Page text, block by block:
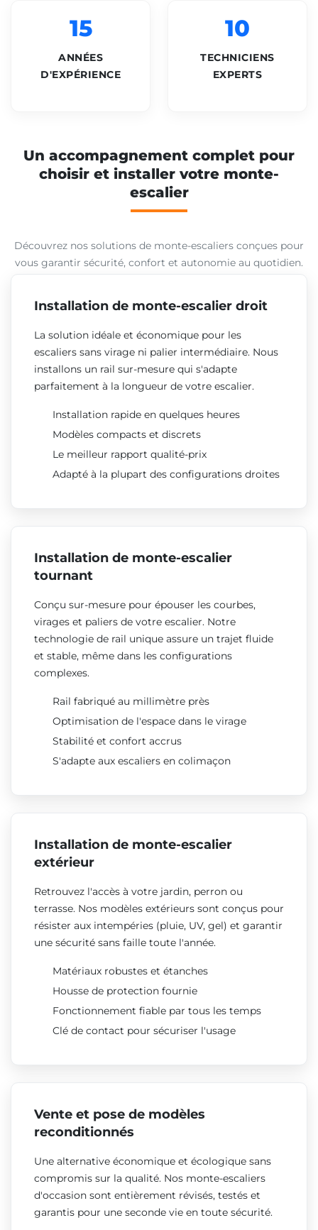
15
ANNÉES
D'EXPÉRIENCE
10
TECHNICIENS
EXPERTS
Un accompagnement complet pour
choisir et installer votre monte-
escalier
Découvrez nos solutions de monte-escaliers conçues pour
vous garantir sécurité, confort et autonomie au quotidien.
Installation de monte-escalier droit
La solution idéale et économique pour les
escaliers sans virage ni palier intermédiaire. Nous
installons un rail sur-mesure qui s'adapte
parfaitement à la longueur de votre escalier.
Installation rapide en quelques heures
Modèles compacts et discrets
Le meilleur rapport qualité-prix
Adapté à la plupart des configurations droites
Installation de monte-escalier
tournant
Conçu sur-mesure pour épouser les courbes,
virages et paliers de votre escalier. Notre
technologie de rail unique assure un trajet fluide
et stable, même dans les configurations
complexes.
Rail fabriqué au millimètre près
Optimisation de l'espace dans le virage
Stabilité et confort accrus
S'adapte aux escaliers en colimaçon
Installation de monte-escalier
extérieur
Retrouvez l'accès à votre jardin, perron ou
terrasse. Nos modèles extérieurs sont conçus pour
résister aux intempéries (pluie, UV, gel) et garantir
une sécurité sans faille toute l'année.
Matériaux robustes et étanches
Housse de protection fournie
Fonctionnement fiable par tous les temps
Clé de contact pour sécuriser l'usage
Vente et pose de modèles
reconditionnés
Une alternative économique et écologique sans
compromis sur la qualité. Nos monte-escaliers
d'occasion sont entièrement révisés, testés et
garantis pour une seconde vie en toute sécurité.